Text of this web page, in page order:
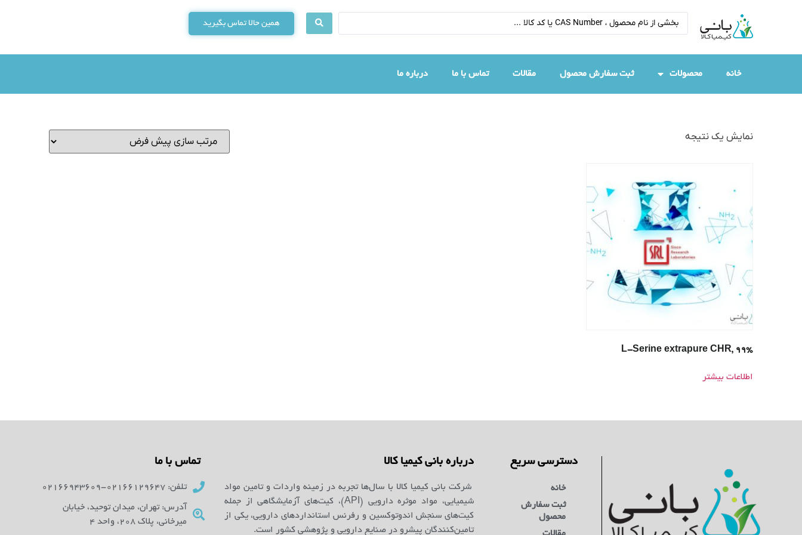
همین حالا تماس بگیرید
خانه محصولات ثبت سفارش محصول مقالات تماس با ما درباره ما
نمایش یک نتیجه
L-Serine extrapure CHR, 99%
اطلاعات بیشتر
دسترسی سریع
خانه
ثبت سفارش
محصول
درباره بانی کیمیا کالا
شرکت بانی کیمیا کالا با سال‌ها تجربه در زمینه واردات و تامین مواد
شیمیایی، مواد موثره دارویی (API)، کیت‌های آزمایشگاهی از جمله
کیت‌های سنجش اندوتوکسین و رفرنس استانداردهای دارویی، یکی از
تامین‌کنندگان پیشرو در صنایع دارویی و پژوهشی کشور است.
تماس با ما
تلفن: 02166129647-02166943609
آدرس: تهران، میدان توحید، خیابان
میرخانی، پلاک 208، واحد 4